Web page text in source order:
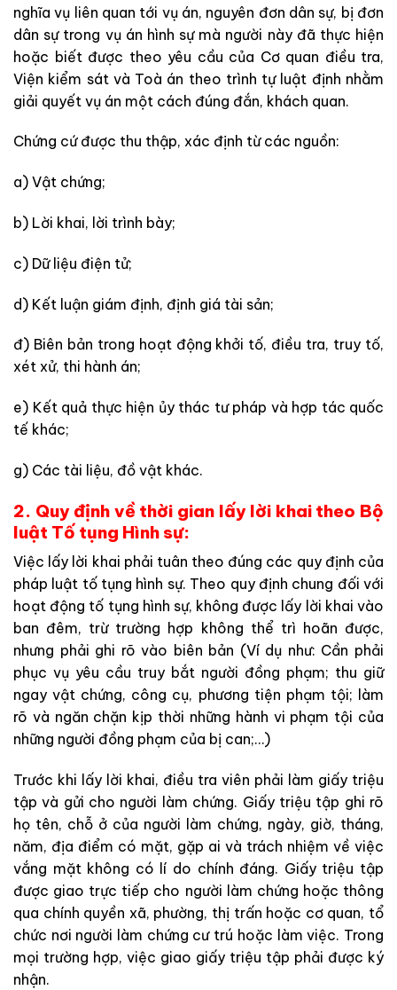
nghĩa vụ liên quan tới vụ án, nguyên đơn dân sự, bị đơn
dân sự trong vụ án hình sự mà người này đã thực hiện
hoặc biết được theo yêu cầu của Cơ quan điều tra,
Viện kiểm sát và Toà án theo trình tự luật định nhằm
giải quyết vụ án một cách đúng đắn, khách quan.
Chứng cứ được thu thập, xác định từ các nguồn:
a) Vật chứng;
b) Lời khai, lời trình bày;
c) Dữ liệu điện tử;
d) Kết luận giám định, định giá tài sản;
đ) Biên bản trong hoạt động khởi tố, điều tra, truy tố,
xét xử, thi hành án;
e) Kết quả thực hiện ủy thác tư pháp và hợp tác quốc
tế khác;
g) Các tài liệu, đồ vật khác.
2. Quy định về thời gian lấy lời khai theo Bộ
luật Tố tụng Hình sự:
Việc lấy lời khai phải tuân theo đúng các quy định của
pháp luật tố tụng hình sự. Theo quy định chung đối với
hoạt động tố tụng hình sự, không được lấy lời khai vào
ban đêm, trừ trường hợp không thể trì hoãn được,
nhưng phải ghi rõ vào biên bản (Ví dụ như: Cần phải
phục vụ yêu cầu truy bắt người đồng phạm; thu giữ
ngay vật chứng, công cụ, phương tiện phạm tội; làm
rõ và ngăn chặn kịp thời những hành vi phạm tội của
những người đồng phạm của bị can;…)
Trước khi lấy lời khai, điều tra viên phải làm giấy triệu
tập và gửi cho người làm chứng. Giấy triệu tập ghi rõ
họ tên, chỗ ở của người làm chứng, ngày, giờ, tháng,
năm, địa điểm có mặt, gặp ai và trách nhiệm về việc
vắng mặt không có lí do chính đáng. Giấy triệu tập
được giao trực tiếp cho người làm chứng hoặc thông
qua chính quyền xã, phường, thị trấn hoặc cơ quan, tổ
chức nơi người làm chứng cư trú hoặc làm việc. Trong
mọi trường hợp, việc giao giấy triệu tập phải được ký
nhận.